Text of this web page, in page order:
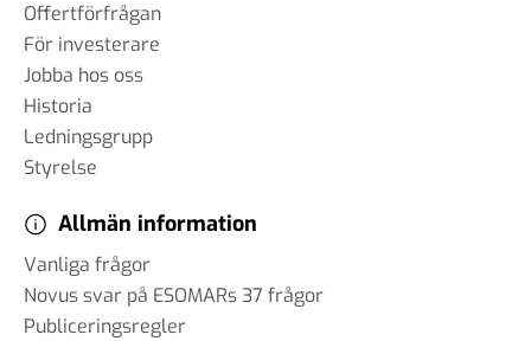
Offertförfrågan
För investerare
Jobba hos oss
Historia
Ledningsgrupp
Styrelse
Allmän information
Vanliga frågor
Novus svar på ESOMARs 37 frågor
Publiceringsregler